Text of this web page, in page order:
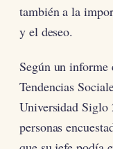
también a la
y el deseo.
Según un informe
Tendencias
Universidad Siglo
personas